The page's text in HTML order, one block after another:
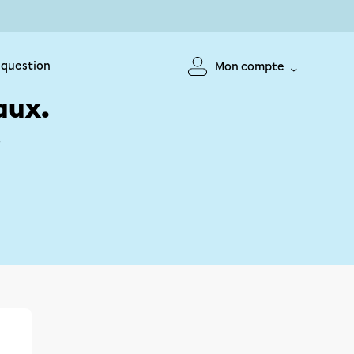
question Mon compte